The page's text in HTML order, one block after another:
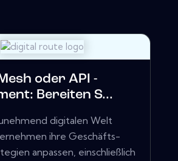
oder API -
Bereiten S...
digitalen Welt
ihre Geschäfts-
anpassen, einschließlich